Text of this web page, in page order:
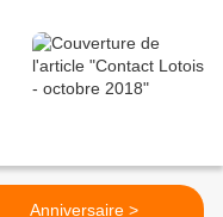
Anniversaire >